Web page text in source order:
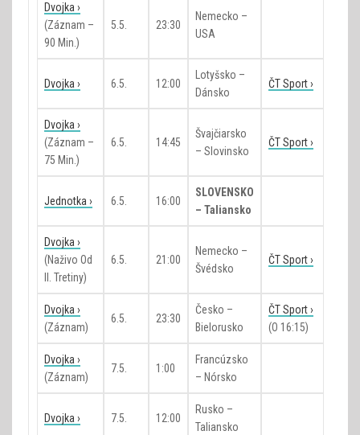
Dvojka ›
(záznam –
90 Min.)
5.5. 23:30
Nemecko –
USA
Dvojka › 6.5. 12:00
Lotyšsko –
Dánsko
ČT Sport ›
Dvojka ›
(záznam –
75 Min.)
6.5. 14:45
Švajčiarsko
– Slovinsko
ČT Sport ›
Jednotka › 6.5. 16:00
SLOVENSKO
– Taliansko
Dvojka ›
(naživo Od
II. Tretiny)
6.5. 21:00
Nemecko –
Švédsko
ČT Sport ›
Dvojka ›
(záznam)
6.5. 23:30
Česko –
Bielorusko
ČT Sport ›
(o 16:15)
Dvojka ›
(záznam)
7.5. 1:00
Francúzsko
– Nórsko
Dvojka › 7.5. 12:00
Rusko –
Taliansko